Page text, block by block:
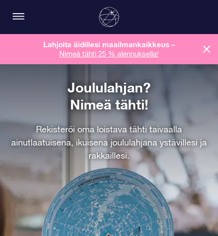
Lahjoita äidillesi maailmankaikkeus –
Nimeä tähti 25 % alennuksella!
Joululahjan?
Nimeä tähti!
Rekisteröi oma loistava tähti taivaalla
ainutlaatuisena, ikuisena joululahjana ystävillesi ja
rakkaillesi.